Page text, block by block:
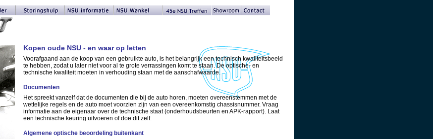
Kopen oude NSU - en waar op letten
Voorafgaand aan de koop van een gebruikte auto, is het belangrijk een technisch kwaliteitsbeeld
te hebben, zodat u later niet voor al te grote verrassingen komt te staan. De optische- en
technische kwaliteit moeten in verhouding staan met de aanschafwaarde.
Documenten
Het spreekt vanzelf dat de documenten die bij de auto horen, moeten overeenstemmen met de
wettelijke regels en de auto moet voorzien zijn van een overeenkomstig chassisnummer. Vraag
informatie aan de eigenaar over de technische staat (onderhoudsbeurten en APK-rapport). Laat
een technische keuring uitvoeren of doe dit zelf.
Algemene optische beoordeling buitenkant